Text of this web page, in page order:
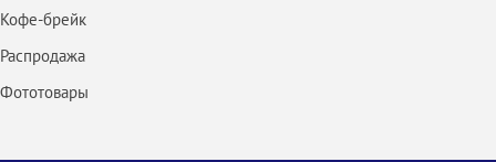
Кофе-брейк
Распродажа
Фототовары